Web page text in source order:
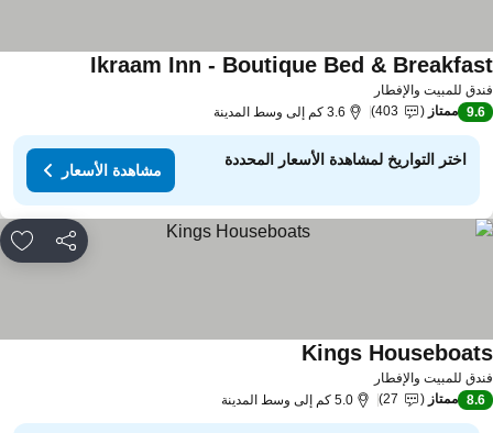
للمبيت والإفطار
Ikraam Inn - Boutique Bed &
9.6 ممتاز 403 3.6 كم إلى وسط المدينة
اختر التواريخ لمشاهدة الأسعار المحددة
مشاهدة الأسعار
مشاركة
للمبيت والإفطار
Kings
8.6 ممتاز 27 5.0 كم إلى وسط المدينة